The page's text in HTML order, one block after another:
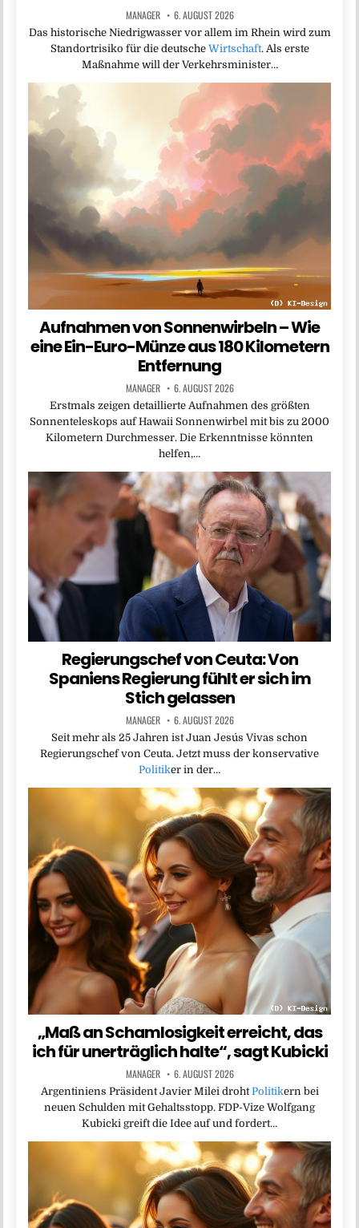
MANAGER 6. AUGUST 2026
Das historische Niedrigwasser vor allem im Rhein wird zum
Standortrisiko für die deutsche Wirtschaft. Als erste
Maßnahme will der Verkehrsminister…
Aufnahmen von Sonnenwirbeln – Wie
eine Ein-Euro-Münze aus 180 Kilometern
Entfernung
MANAGER 6. AUGUST 2026
Erstmals zeigen detaillierte Aufnahmen des größten
Sonnenteleskops auf Hawaii Sonnenwirbel mit bis zu 2000
Kilometern Durchmesser. Die Erkenntnisse könnten
helfen,…
Regierungschef von Ceuta: Von
Spaniens Regierung fühlt er sich im
Stich gelassen
MANAGER 6. AUGUST 2026
Seit mehr als 25 Jahren ist Juan Jesús Vivas schon
Regierungschef von Ceuta. Jetzt muss der konservative
Politiker in der…
„Maß an Schamlosigkeit erreicht, das
ich für unerträglich halte“, sagt Kubicki
MANAGER 6. AUGUST 2026
Argentiniens Präsident Javier Milei drohtPolitikern bei
neuen Schulden mit Gehaltsstopp. FDP-Vize Wolfgang
Kubicki greift die Idee auf und fordert…